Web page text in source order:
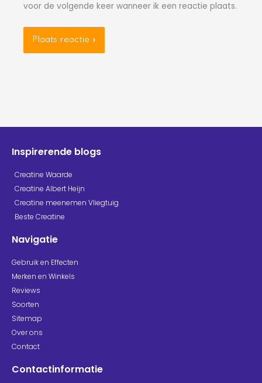
voor de volgende keer wanneer ik een reactie plaats.
Inspirerende blogs
Creatine Waarde
Creatine Albert Heijn
Creatine meenemen Vliegtuig
Beste Creatine
Navigatie
Gebruik en Effecten
Merken en Winkels
Reviews
Soorten
Sitemap
Over ons
Contact
Contactinformatie